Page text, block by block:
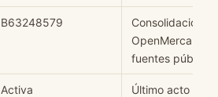
B63248579
Consolidación
OpenMercantil
fuentes públicas
Activa
Último acto